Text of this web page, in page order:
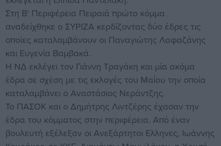
Στη Β' Περιφέρεια Πειραιά πρώτο κόμμα
αναδείχθηκε ο ΣΥΡΙΖΑ κερδίζοντας δύο έδρες τις
οποίες καταλαμβάνουν οι Παναγιώτης Λαφαζάνης
και Ευγενία Βαμβακά.
Η ΝΔ εκλέγει τον Γιάννη Τραγάκη και μία ακόμα
έδρα σε σχέση με τις εκλογές του Μαίου την οποία
καταλαμβάνει ο Αναστάσιος Νεράντζης.
Το ΠΑΣΟΚ και ο Δημήτρης Λιντζέρης έχασαν την
έδρα του κόμματος στην περιφέρεια. Από έναν
βουλευτή εξέλεξαν οι Ανεξάρτητοι Ελληνες, Ιωάννης